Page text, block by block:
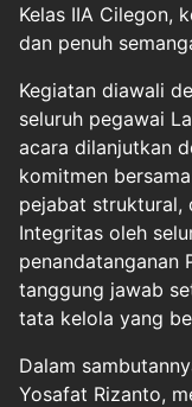
Kelas IIA Cilegon,
dan penuh
Kegiatan diawali
seluruh pegawai
acara dilanjutkan
komitmen
pejabat struktural,
Integritas oleh
penandatanganan
tanggung jawab
tata kelola yang
Dalam
Yosafat Rizanto,